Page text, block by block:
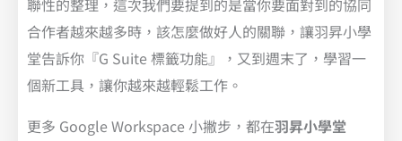
聯性的整理，這次我們要提到的是當你要面對到的協同
合作者越來越多時，該怎麼做好人的關聯，讓羽昇小學
堂告訴你『G Suite 標籤功能』，又到週末了，學習一
個新工具，讓你越來越輕鬆工作。
更多 Google Workspace 小撇步，都在羽昇小學堂